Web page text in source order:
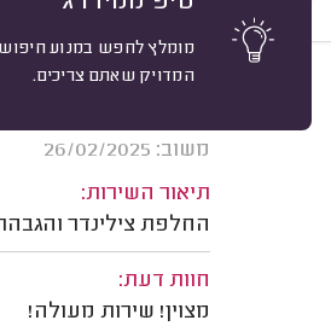
מומלץ לחפש במנוע
המדויק שאתם צריכים.
בן ז. גבעתיים.
משוב: 26/02/2025
תיאור השירות:
החלפת צילינדר
חוות דעת:
מצוין! שירות מעולה!